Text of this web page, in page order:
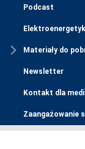
Podcast
Materiały do
Newsletter
Kontakt dla
Zaangażowanie